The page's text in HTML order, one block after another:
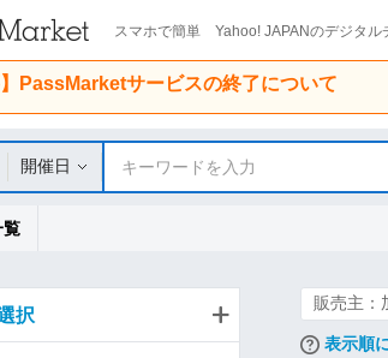
スマホで簡単 Yahoo! JAPANのデジタル
】PassMarketサービスの終了について
開催日 キーワードを入力
覧
販売主：
表示順
択